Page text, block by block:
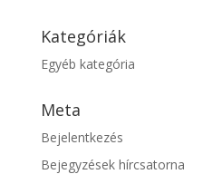
Kategóriák
Egyéb kategória
Meta
Bejelentkezés
Bejegyzések hírcsatorna